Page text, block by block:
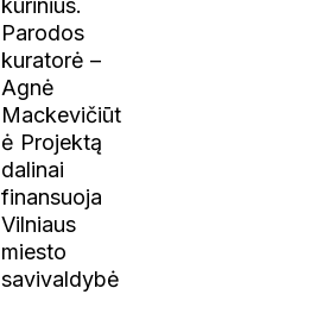
kūrinius.
Parodos
kuratorė –
Agnė
Mackevičiūt
ė Projektą
dalinai
finansuoja
Vilniaus
miesto
savivaldybė